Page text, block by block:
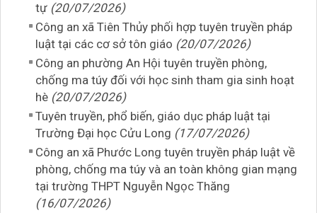
tự (20/07/2026)
Công an xã Tiên Thủy phối hợp tuyên truyền pháp
luật tại các cơ sở tôn giáo (20/07/2026)
Công an phường An Hội tuyên truyền phòng,
chống ma túy đối với học sinh tham gia sinh hoạt
hè (20/07/2026)
Tuyên truyền, phổ biến, giáo dục pháp luật tại
Trường Đại học Cửu Long (17/07/2026)
Công an xã Phước Long tuyên truyền pháp luật về
phòng, chống ma túy và an toàn không gian mạng
tại trường THPT Nguyễn Ngọc Thăng
(16/07/2026)